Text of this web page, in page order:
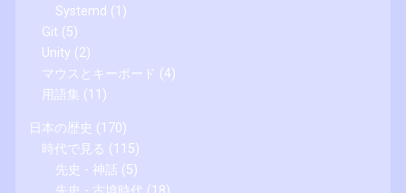
Systemd (1)
Git (5)
Unity (2)
マウスとキーボード (4)
用語集 (11)
日本の歴史 (170)
時代で見る (115)
先史 - 神話 (5)